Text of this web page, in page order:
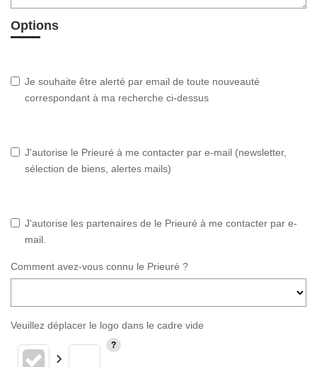
Options
Je souhaite être alerté par email de toute nouveauté
correspondant à ma recherche ci-dessus
J'autorise le Prieuré à me contacter par e-mail (newsletter,
sélection de biens, alertes mails)
J'autorise les partenaires de le Prieuré à me contacter par e-
mail.
Comment avez-vous connu le Prieuré ?
Veuillez déplacer le logo dans le cadre vide